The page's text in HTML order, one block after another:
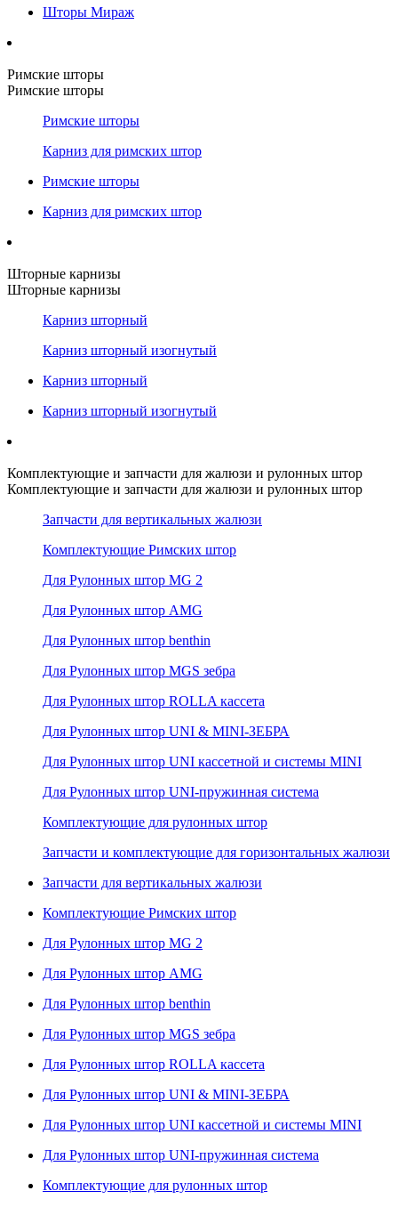
Шторы Мираж
Римские шторы
Римские шторы
Римские шторы
Карниз для римских штор
Римские шторы
Карниз для римских штор
Шторные карнизы
Шторные карнизы
Карниз шторный
Карниз шторный изогнутый
Карниз шторный
Карниз шторный изогнутый
Комплектующие и запчасти для жалюзи и рулонных штор
Комплектующие и запчасти для жалюзи и рулонных штор
Запчасти для вертикальных жалюзи
Комплектующие Римских штор
Для Рулонных штор MG 2
Для Рулонных штор AMG
Для Рулонных штор benthin
Для Рулонных штор MGS зебра
Для Рулонных штор ROLLA кассета
Для Рулонных штор UNI & MINI-ЗЕБРА
Для Рулонных штор UNI кассетной и системы MINI
Для Рулонных штор UNI-пружинная система
Комплектующие для рулонных штор
Запчасти и комплектующие для горизонтальных жалюзи
Запчасти для вертикальных жалюзи
Комплектующие Римских штор
Для Рулонных штор MG 2
Для Рулонных штор AMG
Для Рулонных штор benthin
Для Рулонных штор MGS зебра
Для Рулонных штор ROLLA кассета
Для Рулонных штор UNI & MINI-ЗЕБРА
Для Рулонных штор UNI кассетной и системы MINI
Для Рулонных штор UNI-пружинная система
Комплектующие для рулонных штор